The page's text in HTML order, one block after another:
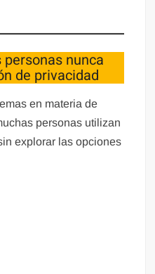
nunca
de privacidad
en materia de
personas utilizan
explorar las opciones